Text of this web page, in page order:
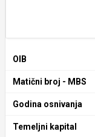
OIB
Matični broj - MBS
Godina osnivanja
Temeljni kapital